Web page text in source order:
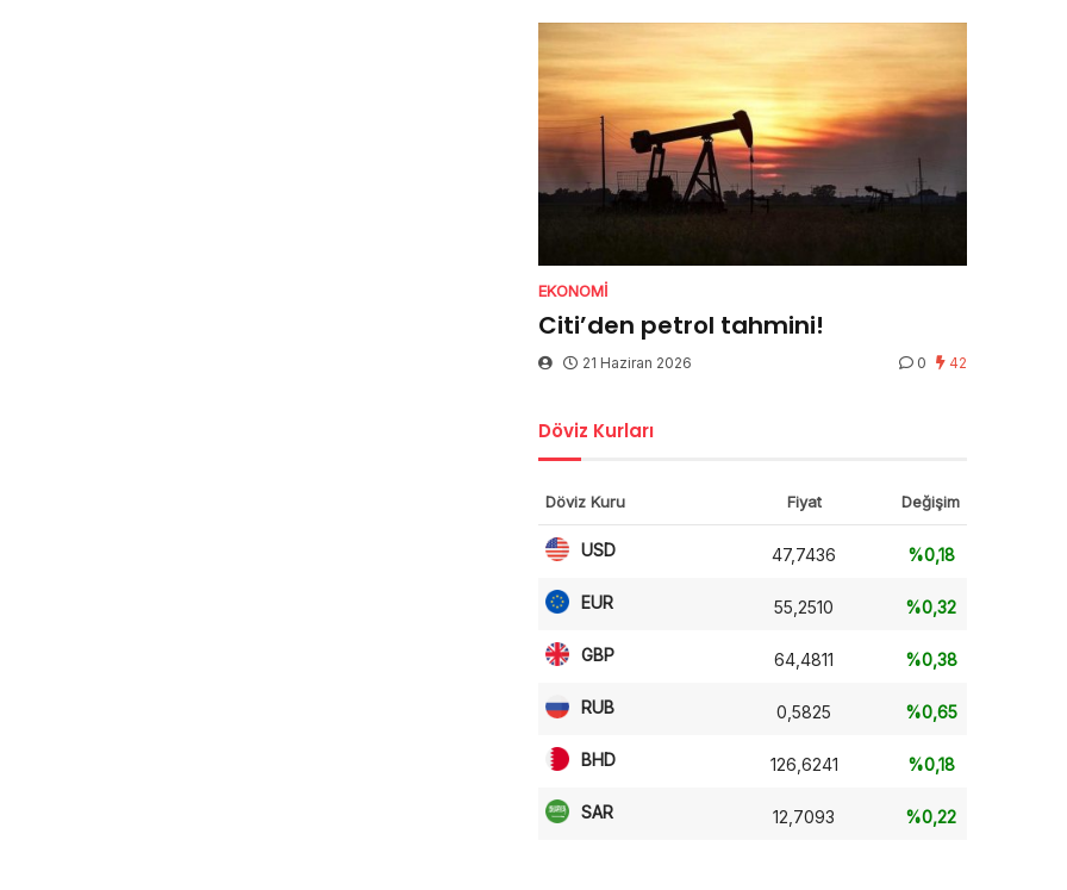
EKONOMI
Citi’den petrol tahmini!
21 Haziran 2026 0 42
Döviz Kurları
Döviz Kuru Fiyat Değişim
USD 47,7436 %0,18
EUR 55,2510 %0,32
GBP 64,4811 %0,38
RUB 0,5825 %0,65
BHD 126,6241 %0,18
SAR 12,7093 %0,22